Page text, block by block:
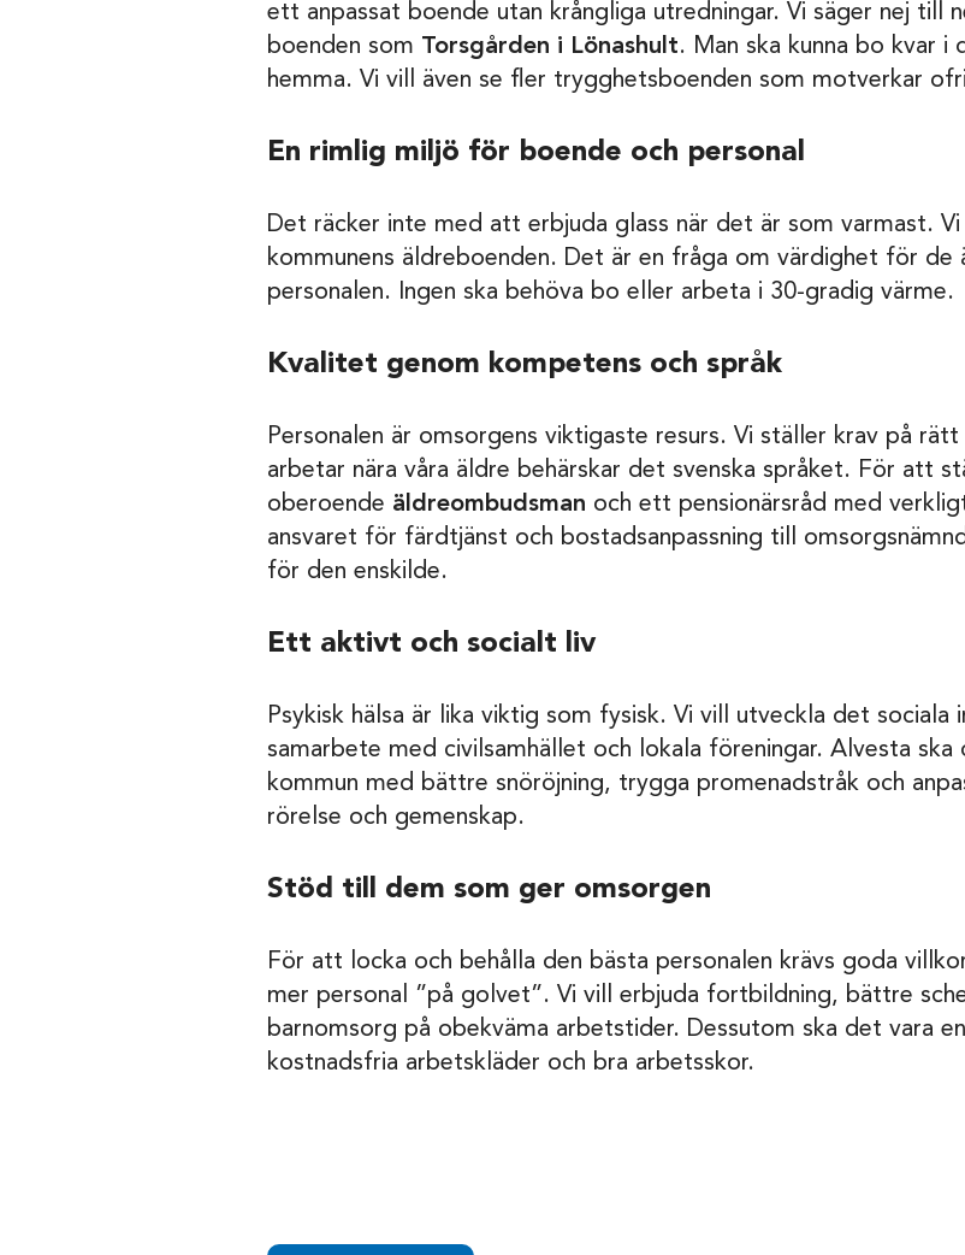
ett anpassat boende utan krångliga utredningar. Vi säger nej till
boenden som Torsgården i Lönashult. Man ska kunna bo kvar i
hemma. Vi vill även se fler trygghetsboenden som motverkar
En rimlig miljö för boende och personal
Det räcker inte med att erbjuda glass när det är som varmast. Vi
kommunens äldreboenden. Det är en fråga om värdighet för
personalen. Ingen ska behöva bo eller arbeta i 30-gradig värme.
Kvalitet genom kompetens och språk
Personalen är omsorgens viktigaste resurs. Vi ställer krav på
arbetar nära våra äldre behärskar det svenska språket. För att
oberoende äldreombudsman och ett pensionärsråd med
ansvaret för färdtjänst och bostadsanpassning till
för den enskilde.
Ett aktivt och socialt liv
Psykisk hälsa är lika viktig som fysisk. Vi vill utveckla det sociala
samarbete med civilsamhället och lokala föreningar. Alvesta ska
kommun med bättre snöröjning, trygga promenadstråk och
rörelse och gemenskap.
Stöd till dem som ger omsorgen
För att locka och behålla den bästa personalen krävs goda
mer personal ”på golvet”. Vi vill erbjuda fortbildning, bättre
barnomsorg på obekväma arbetstider. Dessutom ska det vara
kostnadsfria arbetskläder och bra arbetsskor.